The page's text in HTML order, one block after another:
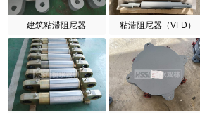
建筑粘滞阻尼器 粘滞阻尼器（VFD）